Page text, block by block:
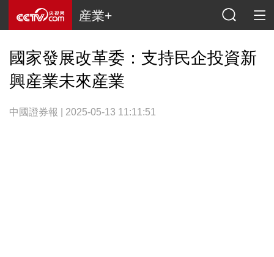
産業+
國家發展改革委：支持民企投資新
興産業未來産業
中國證券報 | 2025-05-13 11:11:51